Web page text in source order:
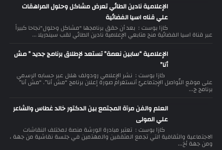
الإعلامية نادين الطائي تعرض مشاكل وحلول المراهقات
علي قناه اسيا الفضائية
كازا بوست : بعد أن حقق برنامجها "مشاكل وحلول"نجاحا كبيراً
عبر قناة اسيا الفضائية منح متابعي الإعلامية نادين الطائي لقب سيندريلا ...
الإعلامية “سابين نعمة” تستعد لإطلاق برنامج جديد ” مش
أنا”
كازا بوست : نشر الإعلامي رودولف هلال عبر حسابه الرسمي
على موقع التّواصل الإجتماعيّ أنستغرام صورة إعلان برنامج “مش أنا”. “مش أنا”
برنامج ج...
العلم والفن مرآة المجتمع بين الدكتور خالد غطاس والشاعر
علي المولى
كازا بوست : تعتبر مبادرة الورشة منصة لمختلف النقاشات
الاجتماعية والثقافية التي تجمع المثقفين والمهتمين في جلسة نقاشية من جهة ،
ومن جهة أخ...